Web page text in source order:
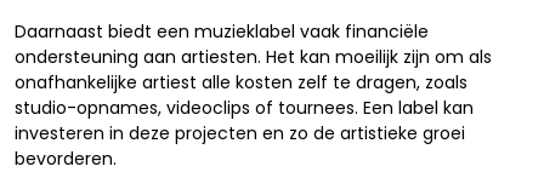
Daarnaast biedt een muzieklabel vaak financiële
ondersteuning aan artiesten. Het kan moeilijk zijn om als
onafhankelijke artiest alle kosten zelf te dragen, zoals
studio-opnames, videoclips of tournees. Een label kan
investeren in deze projecten en zo de artistieke groei
bevorderen.